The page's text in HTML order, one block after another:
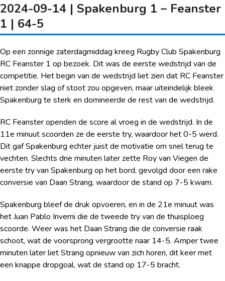
2024-09-14 | Spakenburg 1 – Feanster
1 | 64-5
Op een zonnige zaterdagmiddag kreeg Rugby Club Spakenburg
RC Feanster 1 op bezoek. Dit was de eerste wedstrijd van de
competitie. Het begin van de wedstrijd liet zien dat RC Feanster
niet zonder slag of stoot zou opgeven, maar uiteindelijk bleek
Spakenburg te sterk en domineerde de rest van de wedstrijd.
RC Feanster openden de score al vroeg in de wedstrijd. In de
11e minuut scoorden ze de eerste try, waardoor het 0-5 werd.
Dit gaf Spakenburg echter juist de motivatie om snel terug te
vechten. Slechts drie minuten later zette Roy van Viegen de
eerste try van Spakenburg op het bord, gevolgd door een rake
conversie van Daan Strang, waardoor de stand op 7-5 kwam.
Spakenburg bleef de druk opvoeren, en in de 21e minuut was
het Juan Pablo Inverni die de tweede try van de thuisploeg
scoorde. Weer was het Daan Strang die de conversie raak
schoot, wat de voorsprong vergrootte naar 14-5. Amper twee
minuten later liet Strang opnieuw van zich horen, dit keer met
een knappe dropgoal, wat de stand op 17-5 bracht.